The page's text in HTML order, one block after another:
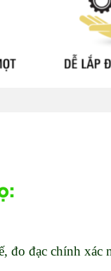
đo đạc chính xác